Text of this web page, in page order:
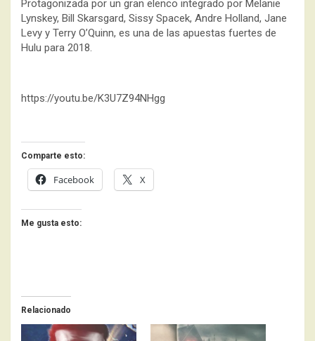
Protagonizada por un gran elenco integrado por Melanie
Lynskey, Bill Skarsgard, Sissy Spacek, Andre Holland, Jane
Levy y Terry O’Quinn, es una de las apuestas fuertes de
Hulu para 2018.
https://youtu.be/K3U7Z94NHgg
Comparte esto:
Facebook X
Me gusta esto:
Relacionado